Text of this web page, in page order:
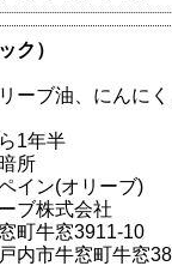
ク）
ーブ油、にんに
1年半
所
イン(オリーブ)
ブ株式会社
町牛窓3911-10
内市牛窓町牛窓